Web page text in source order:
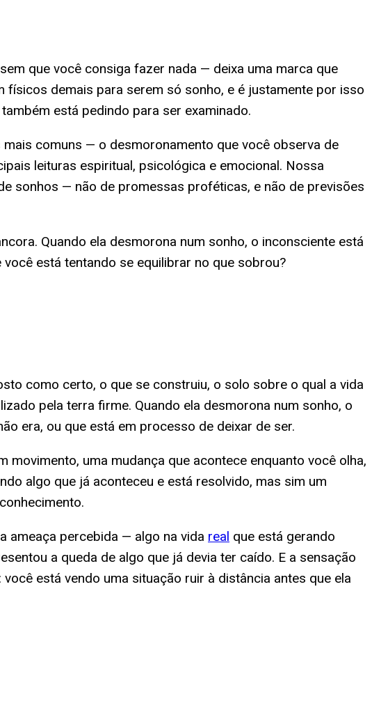
que você consiga fazer nada — deixa uma marca que
demais para serem só sonho, e é justamente por isso
está pedindo para ser examinado.
comuns — o desmoronamento que você observa de
leituras espiritual, psicológica e emocional. Nossa
sonhos — não de promessas proféticas, e não de previsões
Quando ela desmorona num sonho, o inconsciente está
está tentando se equilibrar no que sobrou?
como certo, o que se construiu, o solo sobre o qual a vida
pela terra firme. Quando ela desmorona num sonho, o
era, ou que está em processo de deixar de ser.
movimento, uma mudança que acontece enquanto você olha,
algo que já aconteceu e está resolvido, mas sim um
ameaça percebida — algo na vida real que está gerando
a queda de algo que já devia ter caído. E a sensação
está vendo uma situação ruir à distância antes que ela